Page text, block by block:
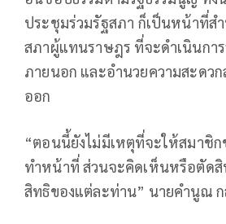
ประชุมร่วมรัฐสภา ก็เป็นหน้าที่สำ
สภาผู้แทนราษฎร ที่จะดำเนินกา
ภายนอก และอำนวยความสะดวก
ออก
“ตอนนี้ยังไม่มีเหตุที่จะให้สมาชิ
ทำหน้าที่ ส่วนจะคิดเห็นหรือตัดสิ
สิทธิของแต่ละท่าน” นายคำนูณ ก